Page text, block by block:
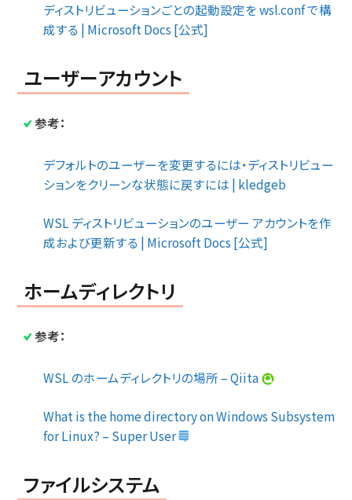
ディストリビューションごとの起動設定を wsl.conf で構
成する | Microsoft Docs [公式]
ユーザーアカウント
参考：
デフォルトのユーザーを変更するには・ディストリビュー
ションをクリーンな状態に戻すには | kledgeb
WSL ディストリビューションのユーザー アカウントを作
成および更新する | Microsoft Docs [公式]
ホームディレクトリ
参考：
WSL のホームディレクトリの場所 – Qiita
What is the home directory on Windows Subsystem
for Linux? – Super User
ファイルシステム